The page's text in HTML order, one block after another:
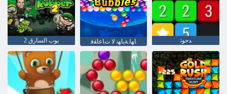
بوب السارق 2 ﺎﻬﻟ ﺔﻳﺎﻬﻧ ﻻ ﺕﺎﻋﺎﻘﻓ ﺪﺣﻮﺗ